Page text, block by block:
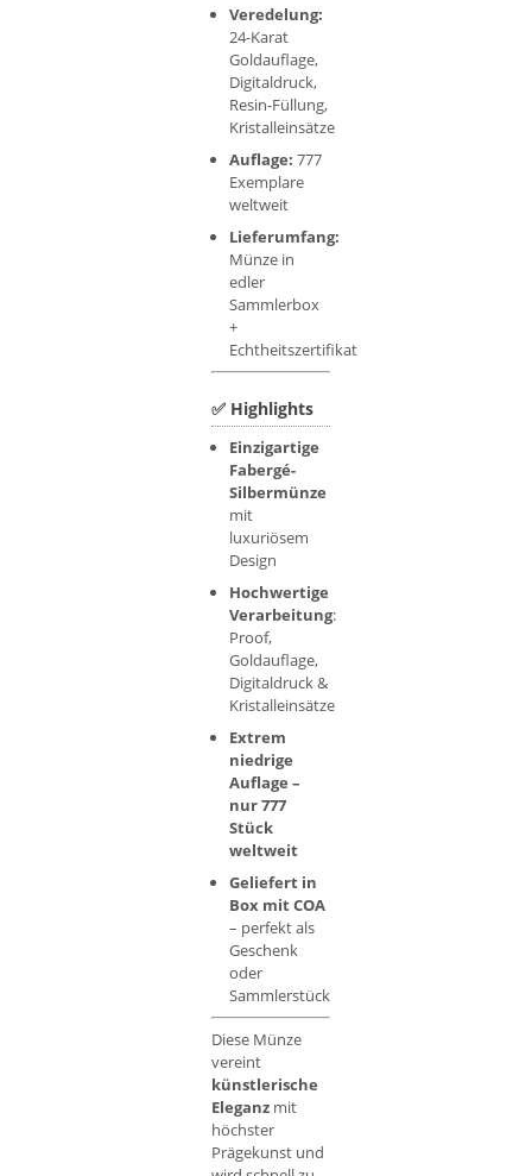
Veredelung:
24-Karat
Goldauflage,
Digitaldruck,
Resin-Füllung,
Kristalleinsätze
Auflage: 777
Exemplare
weltweit
Lieferumfang:
Münze in
edler
Sammlerbox
+
Echtheitszertifikat
✅ Highlights
Einzigartige
Fabergé-
Silbermünze
mit
luxuriösem
Design
Hochwertige
Verarbeitung:
Proof,
Goldauflage,
Digitaldruck &
Kristalleinsätze
Extrem
niedrige
Auflage –
nur 777
Stück
weltweit
Geliefert in
Box mit COA
– perfekt als
Geschenk
oder
Sammlerstück
Diese Münze
vereint
künstlerische
Eleganz mit
höchster
Prägekunst und